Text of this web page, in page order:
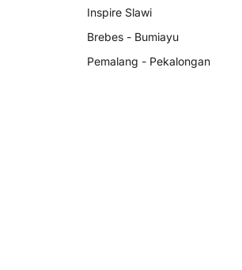
Inspire Slawi
Brebes - Bumiayu
Pemalang - Pekalongan